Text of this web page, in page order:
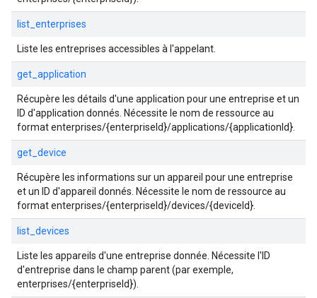
list_enterprises
Liste les entreprises accessibles à l'appelant.
get_application
Récupère les détails d'une application pour une entreprise et un
ID d'application donnés. Nécessite le nom de ressource au
format enterprises/{enterpriseId}/applications/{applicationId}.
get_device
Récupère les informations sur un appareil pour une entreprise
et un ID d'appareil donnés. Nécessite le nom de ressource au
format enterprises/{enterpriseId}/devices/{deviceId}.
list_devices
Liste les appareils d'une entreprise donnée. Nécessite l'ID
d'entreprise dans le champ parent (par exemple,
enterprises/{enterpriseId}).